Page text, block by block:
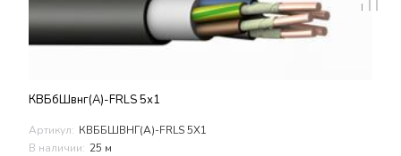
КВБбШвнг(А)-FRLS 5х1
Артикул: КВББШВНГ(А)-FRLS 5Х1
В наличии: 25 м